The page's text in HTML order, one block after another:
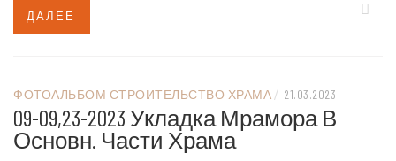
ДАЛЕЕ
ФОТОАЛЬБОМ СТРОИТЕЛЬСТВО ХРАМА / 21.03.2023
09-09,23-2023 Укладка Мрамора В
Основн. Части Храма